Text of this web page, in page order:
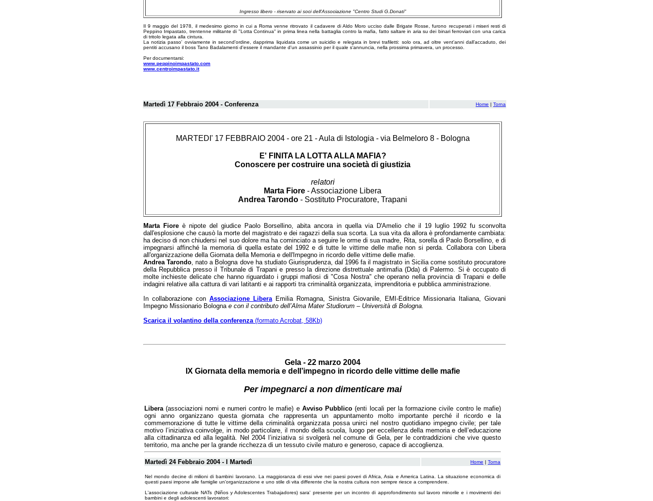
Ingresso libero - riservato ai soci dell'Associazione "Centro Studi G.Donati"
Il 9 maggio del 1978, il medesimo giorno in cui a Roma venne ritrovato il cadavere di Aldo Moro ucciso dalle Brigate Rosse, furono recuperati i miseri resti di
Peppino Impastato, trentenne militante di "Lotta Continua" in prima linea nella battaglia contro la mafia, fatto saltare in aria su dei binari ferroviari con una carica
di tritolo legata alla cintura.
La notizia passo' ovviamente in second'ordine, dapprima liquidata come un suicidio e relegata in brevi trafiletti: solo ora, ad oltre vent'anni dall’accaduto, dei
pentiti accusano il boss Tano Badalamenti d'essere il mandante d'un assassinio per il quale s'annuncia, nella prossima primavera, un processo.
Per documentarsi:
www.peppinoimpastato.com
www.centroimpastato.it
Martedì 17 Febbraio 2004 - Conferenza Home | Torna
MARTEDI' 17 FEBBRAIO 2004 - ore 21 - Aula di Istologia - via Belmeloro 8 - Bologna
E' FINITA LA LOTTA ALLA MAFIA?
Conoscere per costruire una società di giustizia
relatori
Marta Fiore - Associazione Libera
Andrea Tarondo - Sostituto Procuratore, Trapani
Marta Fiore è nipote del giudice Paolo Borsellino, abita ancora in quella via D'Amelio che il 19 luglio 1992 fu sconvolta
dall'esplosione che causò la morte del magistrato e dei ragazzi della sua scorta. La sua vita da allora è profondamente cambiata:
ha deciso di non chiudersi nel suo dolore ma ha cominciato a seguire le orme di sua madre, Rita, sorella di Paolo Borsellino, e di
impegnarsi affinché la memoria di quella estate del 1992 e di tutte le vittime delle mafie non si perda. Collabora con Libera
all'organizzazione della Giornata della Memoria e dell'Impegno in ricordo delle vittime delle mafie.
Andrea Tarondo, nato a Bologna dove ha studiato Giurisprudenza, dal 1996 fa il magistrato in Sicilia come sostituto procuratore
della Repubblica presso il Tribunale di Trapani e presso la direzione distrettuale antimafia (Dda) di Palermo. Si è occupato di
molte inchieste delicate che hanno riguardato i gruppi mafiosi di "Cosa Nostra" che operano nella provincia di Trapani e delle
indagini relative alla cattura di vari latitanti e ai rapporti tra criminalità organizzata, imprenditoria e pubblica amministrazione.
In collaborazione con Associazione LiberaEmilia Romagna, Sinistra Giovanile, EMI-Editrice Missionaria Italiana, Giovani
Impegno Missionario Bologna e con il contributo dell’Alma Mater Studiorum – Università di Bologna.
Scarica il volantino della conferenza(formato Acrobat, 58Kb)
Gela - 22 marzo 2004
IX Giornata della memoria e dell’impegno in ricordo delle vittime delle mafie
Per impegnarci a non dimenticare mai
Libera (associazioni nomi e numeri contro le mafie) e Avviso Pubblico (enti locali per la formazione civile contro le mafie)
ogni anno organizzano questa giornata che rappresenta un appuntamento molto importante perché il ricordo e la
commemorazione di tutte le vittime della criminalità organizzata possa unirci nel nostro quotidiano impegno civile; per tale
motivo l’iniziativa coinvolge, in modo particolare, il mondo della scuola, luogo per eccellenza della memoria e dell’educazione
alla cittadinanza ed alla legalità. Nel 2004 l’iniziativa si svolgerà nel comune di Gela, per le contraddizioni che vive questo
territorio, ma anche per la grande ricchezza di un tessuto civile maturo e generoso, capace di accoglienza.
Martedì 24 Febbraio 2004 - I Martedì Home | Torna
Nel mondo decine di milioni di bambini lavorano. La maggioranza di essi vive nei paesi poveri di Africa, Asia e America Latina. La situazione economica di
questi paesi impone alle famiglie un'organizzazione e uno stile di vita differente che la nostra cultura non sempre riesce a comprendere.
L'associazione culturale NATs (Niños y Adolescentes Trabajadores) sara' presente per un incontro di approfondimento sul lavoro minorile e i movimenti dei
bambini e degli adolescenti lavoratori: